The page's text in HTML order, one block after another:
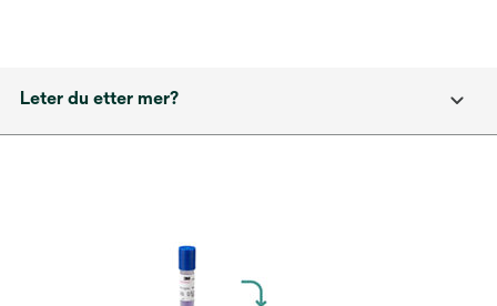
Leter du etter mer?